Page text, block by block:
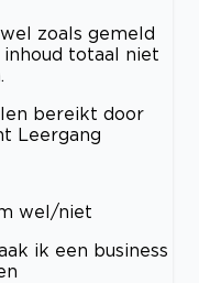
zoals gemeld
totaal niet
bereikt door
Leergang
wel/niet
ik een business